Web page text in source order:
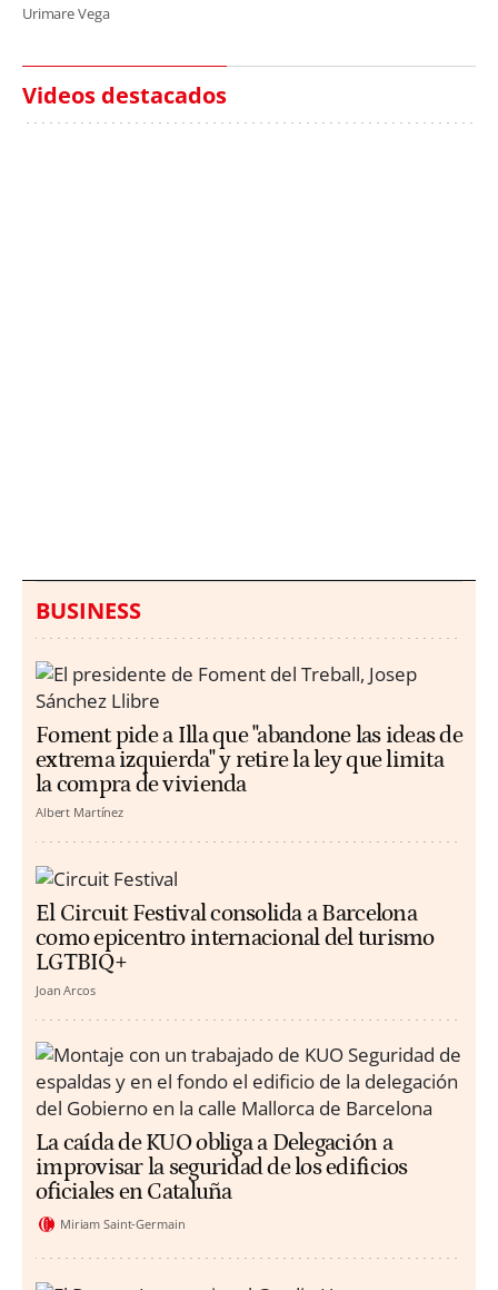
Urimare Vega
Videos destacados
BUSINESS
Foment pide a Illa que "abandone las ideas de
extrema izquierda" y retire la ley que limita
la compra de vivienda
Albert Martínez
El Circuit Festival consolida a Barcelona
como epicentro internacional del turismo
LGTBIQ+
Joan Arcos
La caída de KUO obliga a Delegación a
improvisar la seguridad de los edificios
oficiales en Cataluña
Miriam Saint-Germain